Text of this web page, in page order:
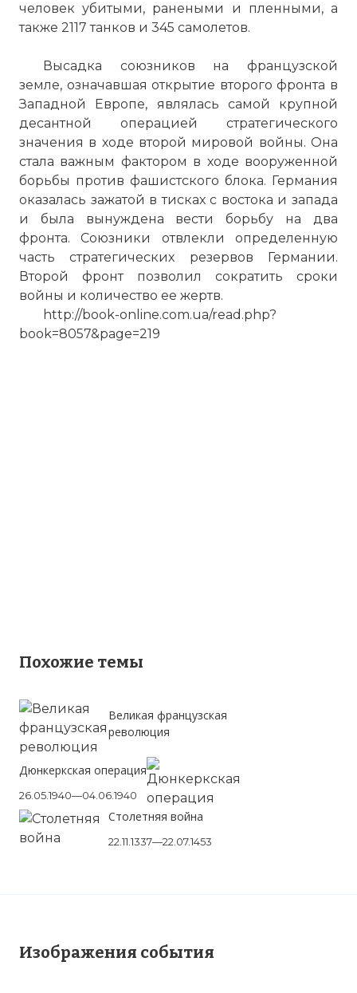
человек убитыми, ранеными и пленными, а
также 2117 танков и 345 самолетов.
Высадка союзников на французской
земле, означавшая открытие второго фронта в
Западной Европе, являлась самой крупной
десантной операцией стратегического
значения в ходе второй мировой войны. Она
стала важным фактором в ходе вооруженной
борьбы против фашистского блока. Германия
оказалась зажатой в тисках с востока и запада
и была вынуждена вести борьбу на два
фронта. Союзники отвлекли определенную
часть стратегических резервов Германии.
Второй фронт позволил сократить сроки
войны и количество ее жертв.
http://book-online.com.ua/read.php?
book=8057&page=219
Похожие темы
Великая французская
революция
Дюнкеркская операция
26.05.1940—04.06.1940
Столетняя война
22.11.1337—22.07.1453
Изображения события